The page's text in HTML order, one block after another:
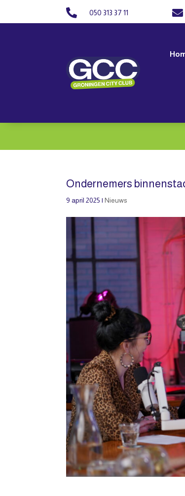
 050 313 37 11 
Ondernemers
9 april 2025 |Nieuws